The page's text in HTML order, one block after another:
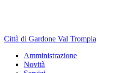
Città di Gardone Val Trompia
Amministrazione
Novità